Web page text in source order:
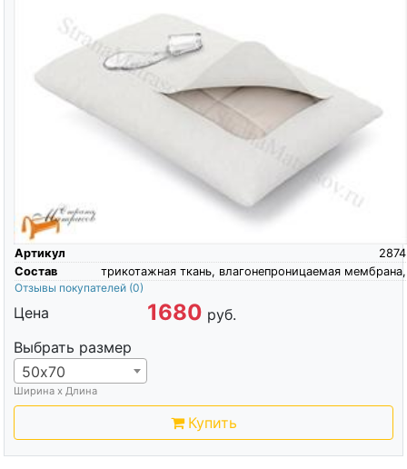
Артикул
2874
Состав
трикотажная ткань, влагонепроницаемая мембрана,
Отзывы покупателей (0)
Цена 1680 руб.
Выбрать размер
50х70
Ширина х Длина
Купить